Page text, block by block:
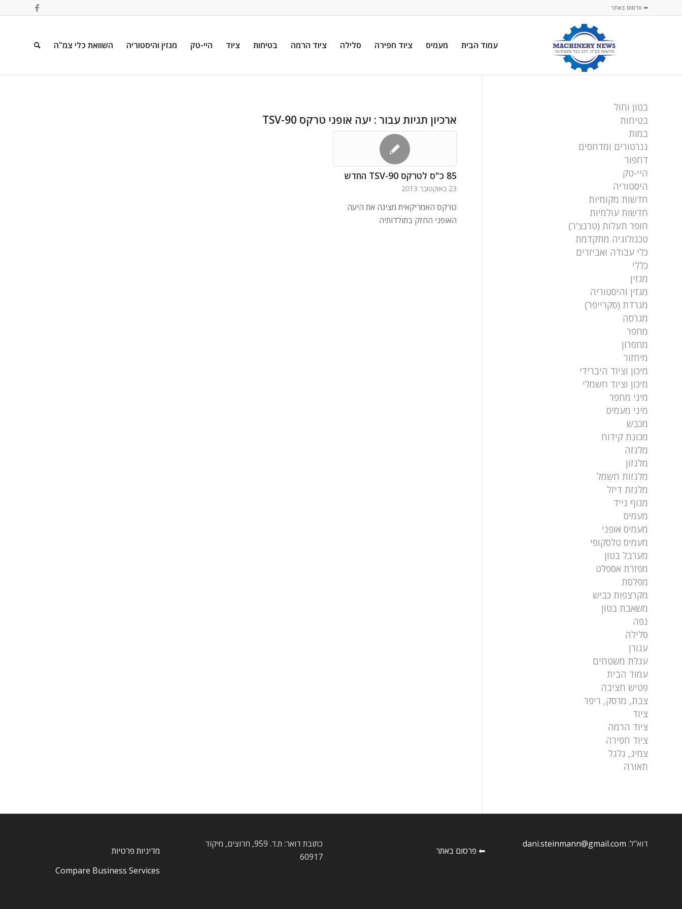
⬅ פרסום באתר
עמוד הבית מעמיס ציוד חפירה סלילה ציוד הרמה בטיחות ציוד היי-טק מגזין והיסטוריה השוואת כלי צמ"ה
ארכיון תגיות עבור : יעה אופני טרקס TSV-90
85 כ"ס לטרקס TSV-90 החדש
23 באוקטובר 2013
טרקס האמריקאית מציגה את היעה
האופני החזק בתולדותיה
בטון וחול
בטיחות
במות
גנרטורים ומדחסים
דחפור
היי-טק
היסטוריה
חדשות מקומיות
חדשות עולמיות
חופר תעלות (טרנצ'ר)
טכנולוגיה מתקדמת
כלי עבודה ואביזרים
כללי
מגזין
מגזין והיסטוריה
מגרדת (סקרייפר)
מגרסה
מחפר
מחפרון
מיחזור
מיכון וציוד היברידי
מיכון וציוד חשמלי
מיני מחפר
מיני מעמיס
מכבש
מכונת קידוח
מלגזה
מלגזון
מלגזות חשמל
מלגזת דיזל
מנוף נייד
מעמיס
מעמיס אופני
מעמיס טלסקופי
מערבל בטון
מפזרת אספלט
מפלסת
מקרצפות כביש
משאבת בטון
נפה
סלילה
עגורן
עגלת משטחים
עמוד הבית
פטיש חציבה
צבת, מרסק, ריפר
ציוד
ציוד הרמה
ציוד חפירה
צמיג, גלגל
תאורה
דוא"ל: dani.steinmann@gmail.com
⬅ פרסום באתר
כתובת דואר: ת.ד. 959, חרוצים, מיקוד
60917
מדיניות פרטיות
Compare Business Services